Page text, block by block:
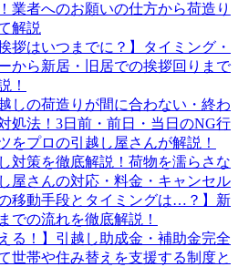
業者へのお願いの仕方から荷造り
解説
拶はいつまでに？】タイミング・
から新居・旧居での挨拶回りまで
！
しの荷造りが間に合わない・終わ
処法！3日前・前日・当日のNG行
をプロの引越し屋さんが解説！
対策を徹底解説！荷物を濡らさな
屋さんの対応・料金・キャンセル
の移動手段とタイミングは…？】新
での流れを徹底解説！
る！】引越し助成金・補助金完全
世帯や住み替えを支援する制度と